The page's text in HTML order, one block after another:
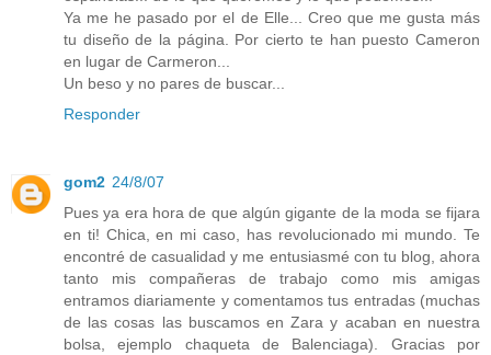
Ya me he pasado por el de Elle... Creo que me gusta más
tu diseño de la página. Por cierto te han puesto Cameron
en lugar de Carmeron...
Un beso y no pares de buscar...
Responder
gom2 24/8/07
Pues ya era hora de que algún gigante de la moda se fijara
en ti! Chica, en mi caso, has revolucionado mi mundo. Te
encontré de casualidad y me entusiasmé con tu blog, ahora
tanto mis compañeras de trabajo como mis amigas
entramos diariamente y comentamos tus entradas (muchas
de las cosas las buscamos en Zara y acaban en nuestra
bolsa, ejemplo chaqueta de Balenciaga). Gracias por